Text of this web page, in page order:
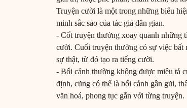
Truyện cười là một trong những biểu
minh sắc sảo của tác giả dân gian.
- Cốt truyện thường xoay quanh những
cười. Cuối truyện thường có sự việc bất
sự thật, từ đó tạo ra tiếng cười.
- Bối cảnh thường không được miêu tả
định, cũng có thể là bối cảnh gần gũi,
văn hoá, phong tục gắn với từng truyện.